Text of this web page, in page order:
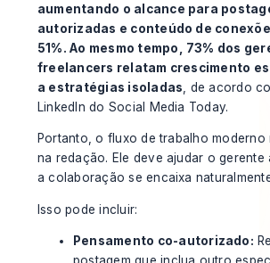
aumentando o alcance para
autorizadas e conteúdo de
51%. Ao mesmo tempo, 73% dos
freelancers relatam crescimento
a estratégias isoladas , de acordo
LinkedIn do Social Media Today.
Portanto, o fluxo de trabalho
na redação. Ele deve ajudar o
a colaboração se encaixa
Isso pode incluir:
Pensamento co-autorizado: